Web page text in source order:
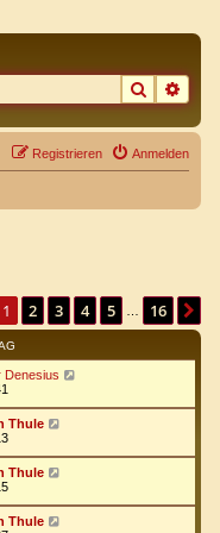
Suche
Anmelden
Registrieren
von16
1 2 3 4 5 16
Denesius
Thule
Thule
Thule